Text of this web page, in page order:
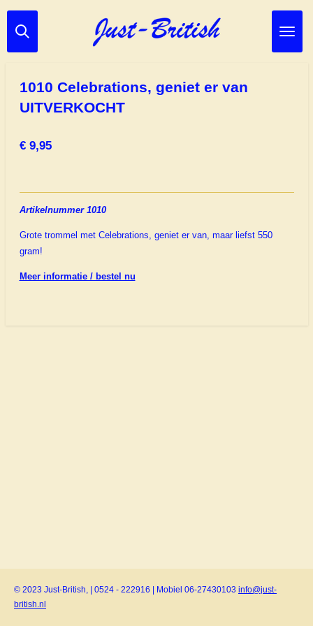
Ga
direct
1010 Celebrations, geniet er van
UITVERKOCHT
€ 9,95
Artikelnummer 1010
Grote trommel met Celebrations, geniet er van, maar liefst 550
gram!
Meer informatie / bestel nu
© 2023 Just-British, | 0524 - 222916 | Mobiel 06-27430103 info@just-
british.nl